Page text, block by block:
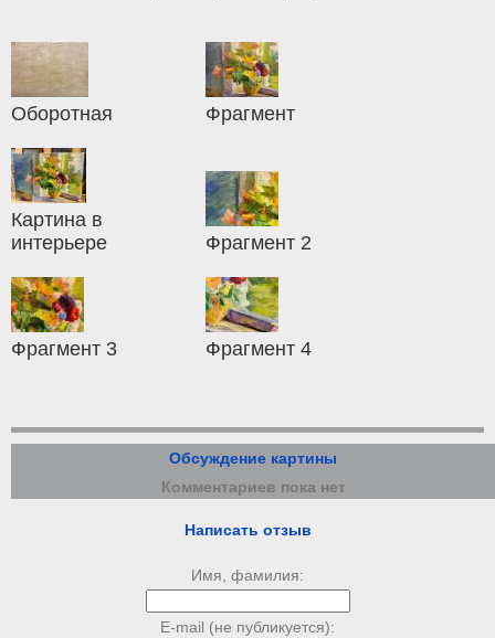
Оборотная Фрагмент
Картина в
интерьере
Фрагмент 2
Фрагмент 3 Фрагмент 4
Обсуждение картины
Комментариев пока нет
Написать отзыв
Имя, фамилия:
E-mail (не публикуется):